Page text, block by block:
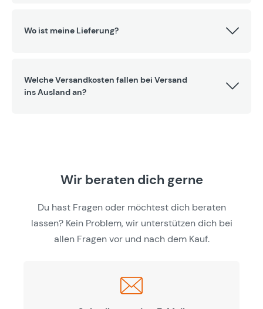
Wo ist meine Lieferung?
Welche Versandkosten fallen bei Versand
ins Ausland an?
Wir beraten dich gerne
Du hast Fragen oder möchtest dich beraten
lassen? Kein Problem, wir unterstützen dich bei
allen Fragen vor und nach dem Kauf.